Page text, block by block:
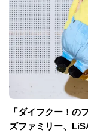
「ダイフクー！の
ズファミリー、